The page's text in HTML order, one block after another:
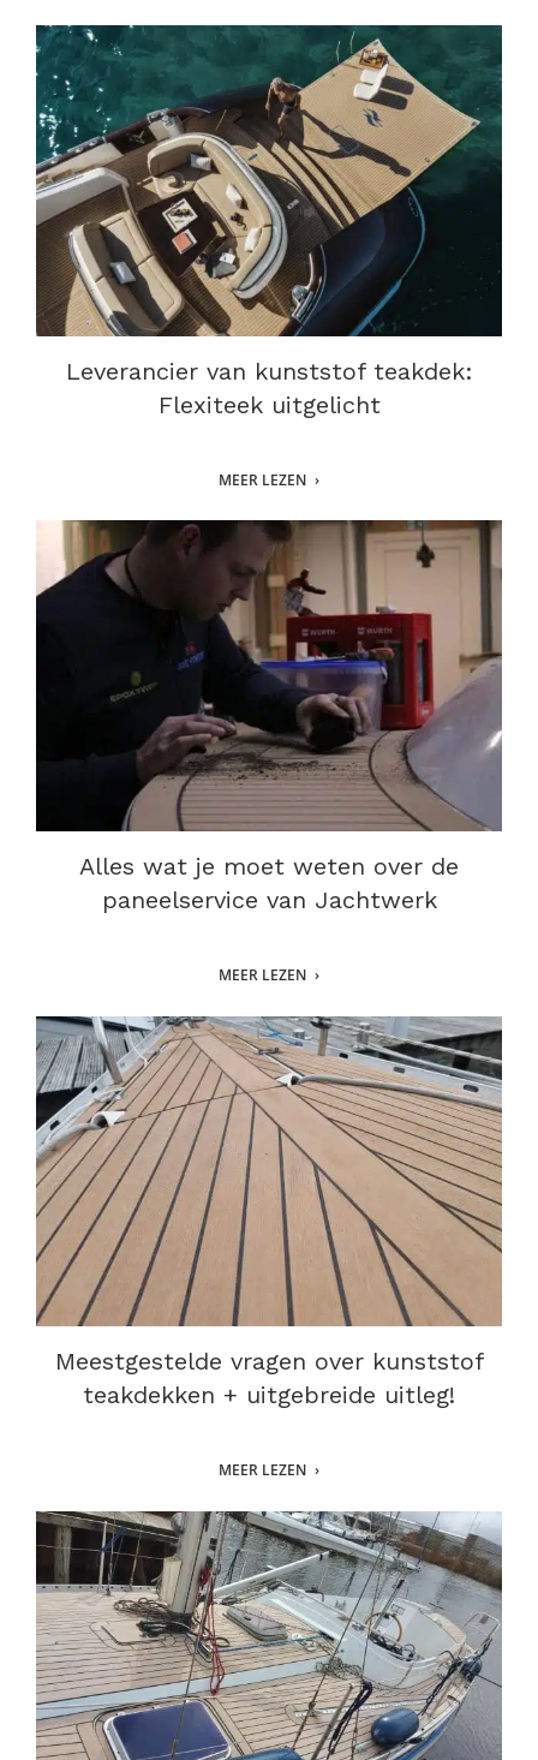
Leverancier van kunststof teakdek:
Flexiteek uitgelicht
MEER LEZEN
Alles wat je moet weten over de
paneelservice van Jachtwerk
MEER LEZEN
Meestgestelde vragen over kunststof
teakdekken + uitgebreide uitleg!
MEER LEZEN